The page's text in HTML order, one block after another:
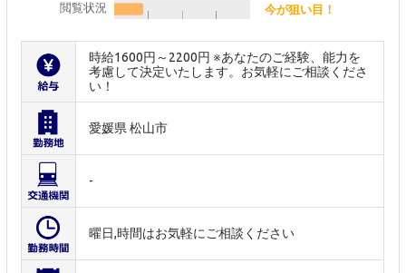
閲覧状況 今が狙い目！
時給1600円～2200円 ※あなたのご経験、能力を
考慮して決定いたします。お気軽にご相談くださ
い！
愛媛県 松山市
-
曜日,時間はお気軽にご相談ください